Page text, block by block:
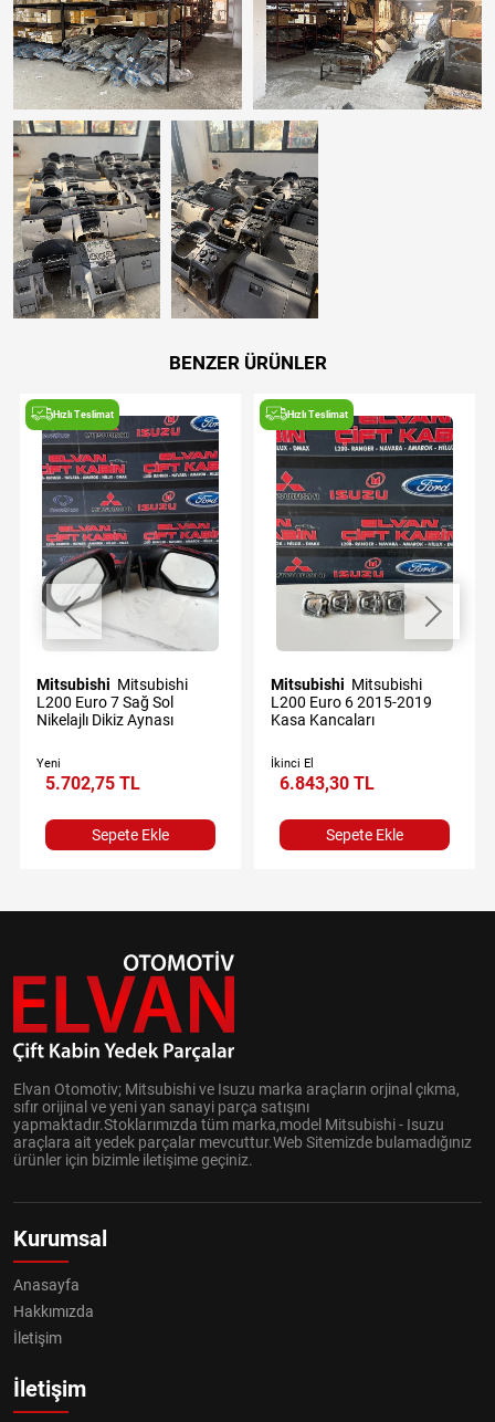
BENZER ÜRÜNLER
Hızlı Teslimat
Mitsubishi
L200 Euro 7 Sağ Sol
Nikelajlı Dikiz Aynası
Yeni
5.702,75 TL
Sepete Ekle
Hızlı Teslimat
Mitsubishi
L200 Euro 6 2015-2019
Kasa Kancaları
İkinci El
6.843,30 TL
Sepete Ekle
Elvan Otomotiv; Mitsubishi ve Isuzu marka araçların orjinal çıkma,
sıfır orijinal ve yeni yan sanayi parça satışını
yapmaktadır.Stoklarımızda tüm marka,model Mitsubishi - Isuzu
araçlara ait yedek parçalar mevcuttur.Web Sitemizde bulamadığınız
ürünler için bizimle iletişime geçiniz.
Kurumsal
Anasayfa
Hakkımızda
İletişim
İletişim